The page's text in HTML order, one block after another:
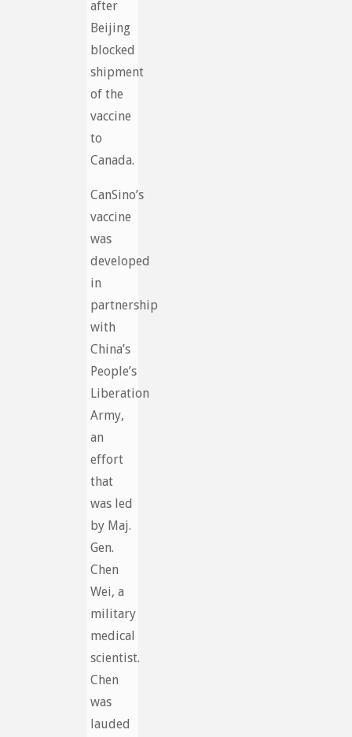
after
Beijing
blocked
shipment
of the
vaccine
to
Canada.
CanSino’s
vaccine
was
developed
in
partnership
with
China’s
People’s
Liberation
Army,
an
effort
that
was led
by Maj.
Gen.
Chen
Wei, a
military
medical
scientist.
Chen
was
lauded